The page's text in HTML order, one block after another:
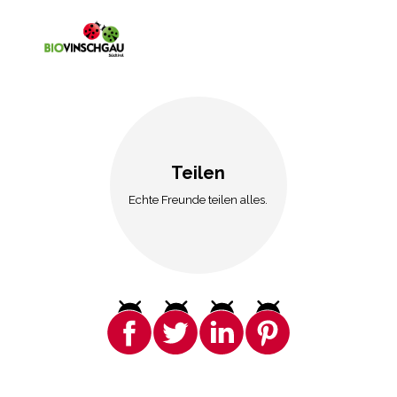
Teilen
Echte Freunde teilen alles.